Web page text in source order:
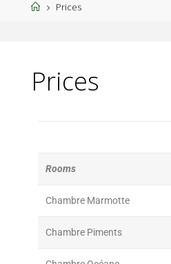
Prices
Prices
Rooms
Chambre Marmotte
Chambre Piments